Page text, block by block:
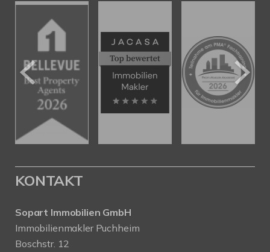
KONTAKT
Sopart Immobilien GmbH
Immobilienmakler Puchheim
Boschstr. 12